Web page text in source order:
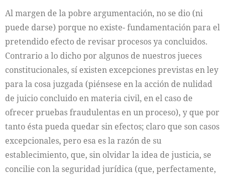
Al margen de la pobre argumentación, no se dio (ni
puede darse) porque no existe- fundamentación para el
pretendido efecto de revisar procesos ya concluidos.
Contrario a lo dicho por algunos de nuestros jueces
constitucionales, sí existen excepciones previstas en ley
para la cosa juzgada (piénsese en la acción de nulidad
de juicio concluido en materia civil, en el caso de
ofrecer pruebas fraudulentas en un proceso), y que por
tanto ésta pueda quedar sin efectos; claro que son casos
excepcionales, pero esa es la razón de su
establecimiento, que, sin olvidar la idea de justicia, se
concilie con la seguridad jurídica (que, perfectamente,